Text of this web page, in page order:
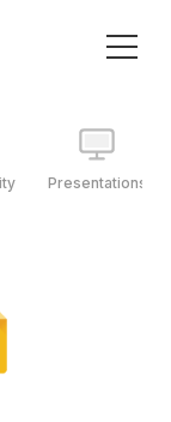
Presentations